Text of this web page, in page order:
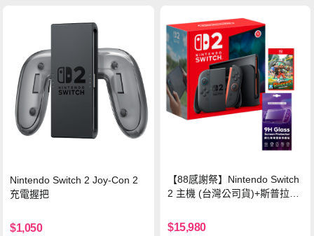
Nintendo Switch 2 Joy-Con 2
充電握把
$1,050
【88感謝祭】Nintendo Switch
2 主機 (台灣公司貨)+斯普拉遁
$15,980